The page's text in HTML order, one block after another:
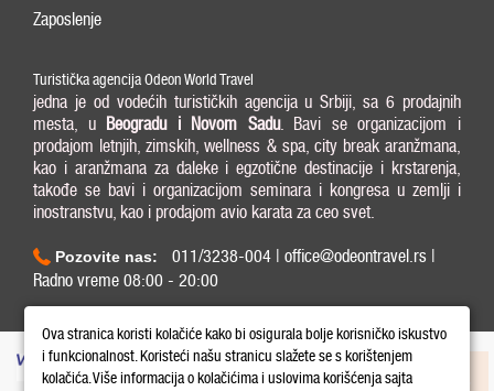
Zaposlenje
Turistička agencija Odeon World Travel
jedna je od vodećih turističkih agencija u Srbiji, sa 6 prodajnih
mesta, u Beogradu i Novom Sadu. Bavi se organizacijom i
prodajom letnjih, zimskih, wellness & spa, city break aranžmana,
kao i aranžmana za daleke i egzotične destinacije i krstarenja,
takođe se bavi i organizacijom seminara i kongresa u zemlji i
inostranstvu, kao i prodajom avio karata za ceo svet.
Pozovite nas:
011/3238-004 | office@odeontravel.rs |
Radno vreme 08:00 - 20:00
Ova stranica koristi kolačiće kako bi osigurala bolje korisničko iskustvo
i funkcionalnost. Koristeći našu stranicu slažete se s korištenjem
kolačića. Više informacija o kolačićima i uslovima korišćenja sajta